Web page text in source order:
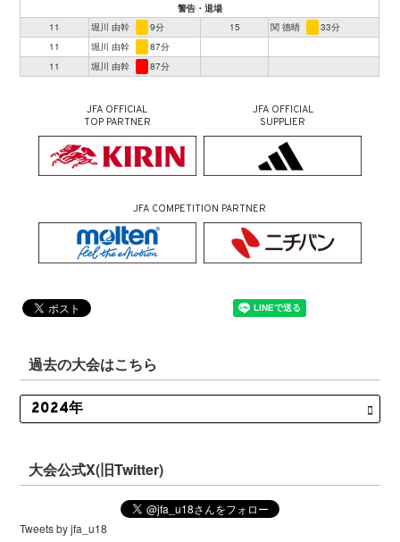
警告・退場
11
堀川 由幹 9分 15 関 德晴
33分
11
堀川 由幹
87分
11
堀川 由幹 87分
JFA OFFICIAL
TOP PARTNER
JFA OFFICIAL
SUPPLIER
JFA COMPETITION PARTNER
過去の大会はこちら
大会公式X(旧Twitter)
Tweets by jfa_u18